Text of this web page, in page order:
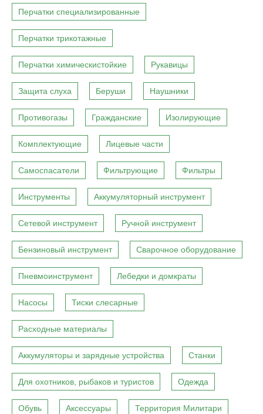
Перчатки специализированные
Перчатки трикотажные
Перчатки химическистойкие Рукавицы
Защита слуха Беруши Наушники
Противогазы Гражданские Изолирующие
Комплектующие Лицевые части
Самоспасатели Фильтрующие Фильтры
Инструменты Аккумуляторный инструмент
Сетевой инструмент Ручной инструмент
Бензиновый инструмент Сварочное оборудование
Пневмоинструмент Лебедки и домкраты
Насосы Тиски слесарные
Расходные материалы
Аккумуляторы и зарядные устройства Станки
Для охотников, рыбаков и туристов Одежда
Обувь Аксессуары Территория Милитари